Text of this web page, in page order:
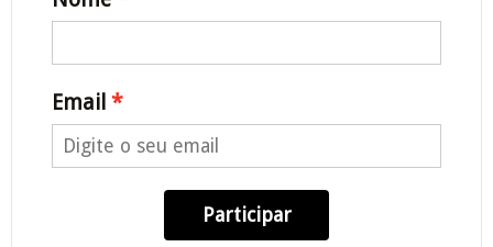
Email
Participar